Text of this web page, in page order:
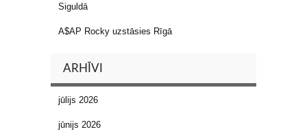
Siguldā
A$AP Rocky uzstāsies Rīgā
ARHĪVI
jūlijs 2026
jūnijs 2026